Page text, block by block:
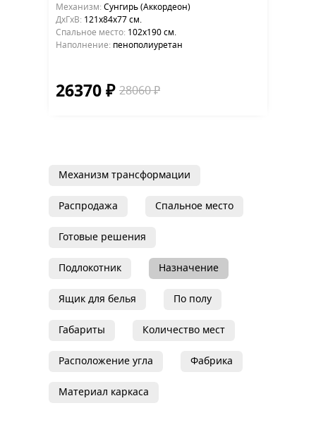
Механизм: Сунгирь (Аккордеон)
ДхГхВ: 121х84x77 см.
Cпальное место: 102х190 см.
Наполнение: пенополиуретан
26370 ₽ 28060 ₽
Механизм трансформации
Распродажа Спальное место
Готовые решения
Подлокотник Назначение
Ящик для белья По полу
Габариты Количество мест
Расположение угла Фабрика
Материал каркаса